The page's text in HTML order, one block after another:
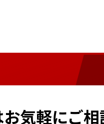
お気軽にご